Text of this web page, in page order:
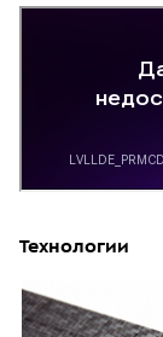
Технологии